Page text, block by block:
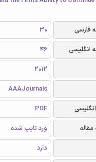
فارسی
30
انگلیسی
46
2012
AAAJournals
PDF
ورد تایپ شده
دارد